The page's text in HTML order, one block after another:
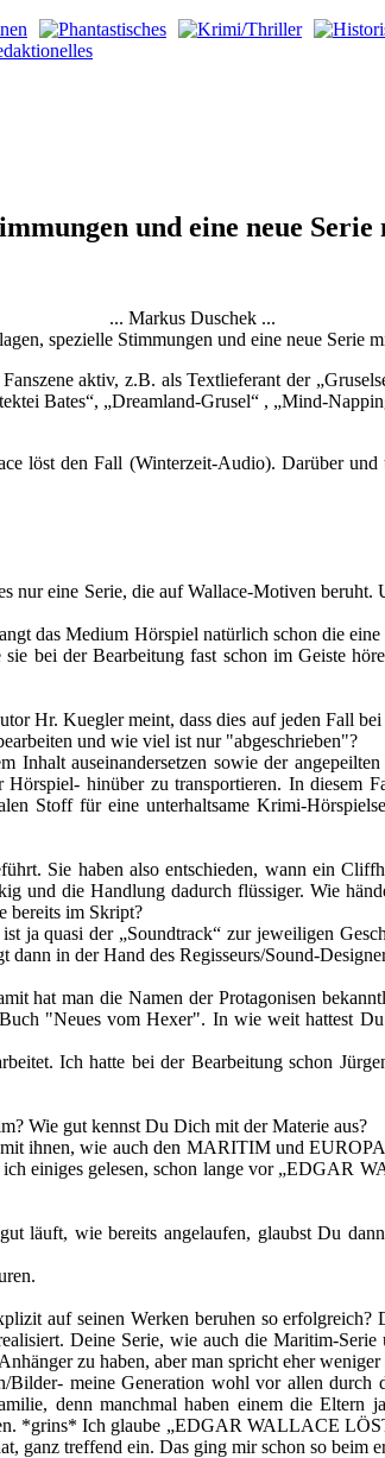
und eine neue
... Markus Duschek ...
spezielle Stimmungen und eine neue Serie
aktiv, z.B. als Textlieferant der
Bates“, „Dreamland-Grusel“ , „Mind-
löst den Fall (Winterzeit-Audio). Darüber
nur eine Serie, die auf Wallace-Motiven
das Medium Hörspiel natürlich schon die
bei der Bearbeitung fast schon im Geiste
Hr. Kuegler meint, dass dies auf jeden Fall
und wie viel ist nur "abgeschrieben"?
auseinandersetzen sowie der
hinüber zu transportieren. In diesem
Stoff für eine unterhaltsame Krimi-
Sie haben also entschieden, wann ein
und die Handlung dadurch flüssiger. Wie
bereits im Skript?
ja quasi der „Soundtrack“ zur jeweiligen
in der Hand des Regisseurs/Sound-
hat man die Namen der Protagonisen
"Neues vom Hexer". In wie weit hattest
Ich hatte bei der Bearbeitung schon
Wie gut kennst Du Dich mit der Materie aus?
ihnen, wie auch den MARITIM und
ich einiges gelesen, schon lange vor
läuft, wie bereits angelaufen, glaubst Du
auf seinen Werken beruhen so
Deine Serie, wie auch die Maritim-
zu haben, aber man spricht eher weniger
meine Generation wohl vor allen durch
denn manchmal haben einem die Eltern
*grins* Ich glaube „EDGAR WALLACE
ganz treffend ein. Das ging mir schon so beim